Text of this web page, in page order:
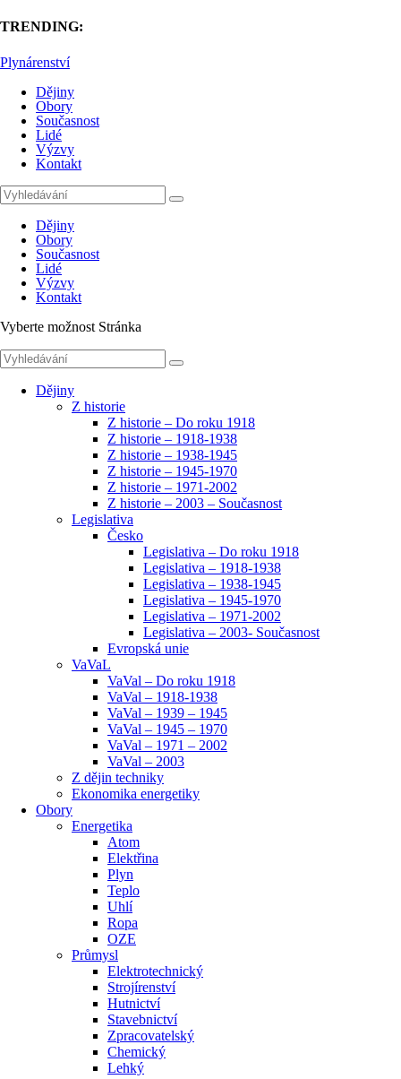
TRENDING:
Plynárenství
Dějiny
Obory
Současnost
Lidé
Výzvy
Kontakt
Dějiny
Obory
Současnost
Lidé
Výzvy
Kontakt
Vyberte možnost Stránka
Dějiny
Z historie
Z historie – Do roku 1918
Z historie – 1918-1938
Z historie – 1938-1945
Z historie – 1945-1970
Z historie – 1971-2002
Z historie – 2003 – Současnost
Legislativa
Česko
Legislativa – Do roku 1918
Legislativa – 1918-1938
Legislativa – 1938-1945
Legislativa – 1945-1970
Legislativa – 1971-2002
Legislativa – 2003- Současnost
Evropská unie
VaVaL
VaVal – Do roku 1918
VaVal – 1918-1938
VaVal – 1939 – 1945
VaVal – 1945 – 1970
VaVal – 1971 – 2002
VaVal – 2003
Z dějin techniky
Ekonomika energetiky
Obory
Energetika
Atom
Elektřina
Plyn
Teplo
Uhlí
Ropa
OZE
Průmysl
Elektrotechnický
Strojírenství
Hutnictví
Stavebnictví
Zpracovatelský
Chemický
Lehký